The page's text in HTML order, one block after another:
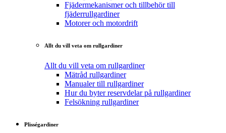
Fjädermekanismer och tillbehör till
fjäderrullgardiner
Motorer och motordrift
Allt du vill veta om rullgardiner
Allt du vill veta om rullgardiner
Mätråd rullgardiner
Manualer till rullgardiner
Hur du byter reservdelar på rullgardiner
Felsökning rullgardiner
Plisségardiner